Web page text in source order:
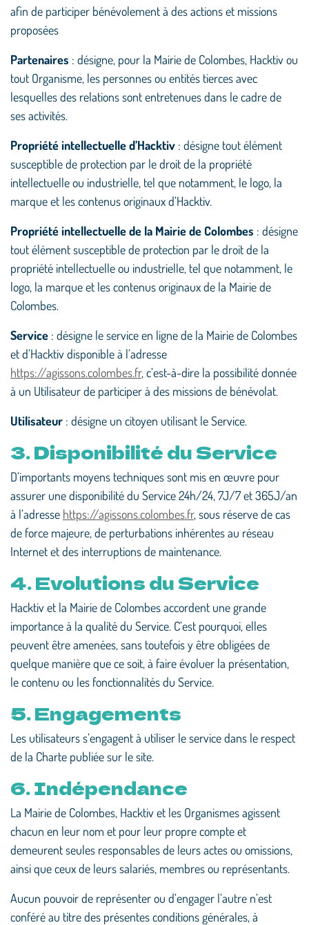
afin de participer bénévolement à des actions et missions
proposées
Partenaires : désigne, pour la Mairie de Colombes, Hacktiv ou
tout Organisme, les personnes ou entités tierces avec
lesquelles des relations sont entretenues dans le cadre de
ses activités.
Propriété intellectuelle d’Hacktiv : désigne tout élément
susceptible de protection par le droit de la propriété
intellectuelle ou industrielle, tel que notamment, le logo, la
marque et les contenus originaux d’Hacktiv.
Propriété intellectuelle de la Mairie de Colombes : désigne
tout élément susceptible de protection par le droit de la
propriété intellectuelle ou industrielle, tel que notamment, le
logo, la marque et les contenus originaux de la Mairie de
Colombes.
Service : désigne le service en ligne de la Mairie de Colombes
et d’Hacktiv disponible à l’adresse
https://agissons.colombes.fr, c’est-à-dire la possibilité donnée
à un Utilisateur de participer à des missions de bénévolat.
Utilisateur : désigne un citoyen utilisant le Service.
3. Disponibilité du Service
D’importants moyens techniques sont mis en œuvre pour
assurer une disponibilité du Service 24h/24, 7J/7 et 365J/an
à l’adresse https://agissons.colombes.fr, sous réserve de cas
de force majeure, de perturbations inhérentes au réseau
Internet et des interruptions de maintenance.
4. Evolutions du Service
Hacktiv et la Mairie de Colombes accordent une grande
importance à la qualité du Service. C’est pourquoi, elles
peuvent être amenées, sans toutefois y être obligées de
quelque manière que ce soit, à faire évoluer la présentation,
le contenu ou les fonctionnalités du Service.
5. Engagements
Les utilisateurs s’engagent à utiliser le service dans le respect
de la Charte publiée sur le site.
6. Indépendance
La Mairie de Colombes, Hacktiv et les Organismes agissent
chacun en leur nom et pour leur propre compte et
demeurent seules responsables de leurs actes ou omissions,
ainsi que ceux de leurs salariés, membres ou représentants.
Aucun pouvoir de représenter ou d’engager l’autre n’est
conféré au titre des présentes conditions générales, à